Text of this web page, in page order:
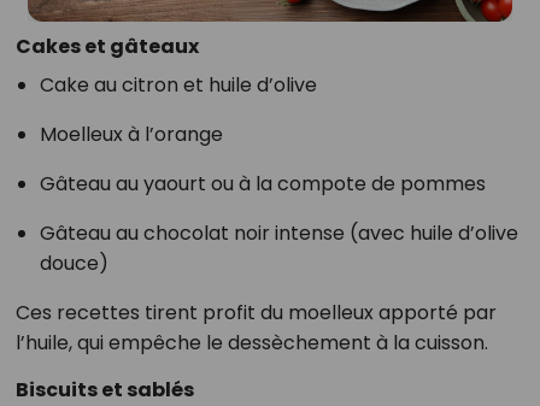
Cakes et gâteaux
Cake au citron et huile d’olive
Moelleux à l’orange
Gâteau au yaourt ou à la compote de pommes
Gâteau au chocolat noir intense (avec huile d’olive
douce)
Ces recettes tirent profit du moelleux apporté par
l’huile, qui empêche le dessèchement à la cuisson.
Biscuits et sablés